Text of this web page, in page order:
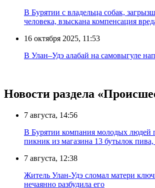
В Бурятии с владельца собак,
человека, взыскана компенсация
16 октября 2025, 11:53
В Улан–Удэ алабай на самовыгуле
Новости раздела
7 августа, 14:56
В Бурятии компания молодых людей
пикник из магазина 13 бутылок
7 августа, 12:38
Житель Улан-Удэ сломал матери
нечаянно разбудила его